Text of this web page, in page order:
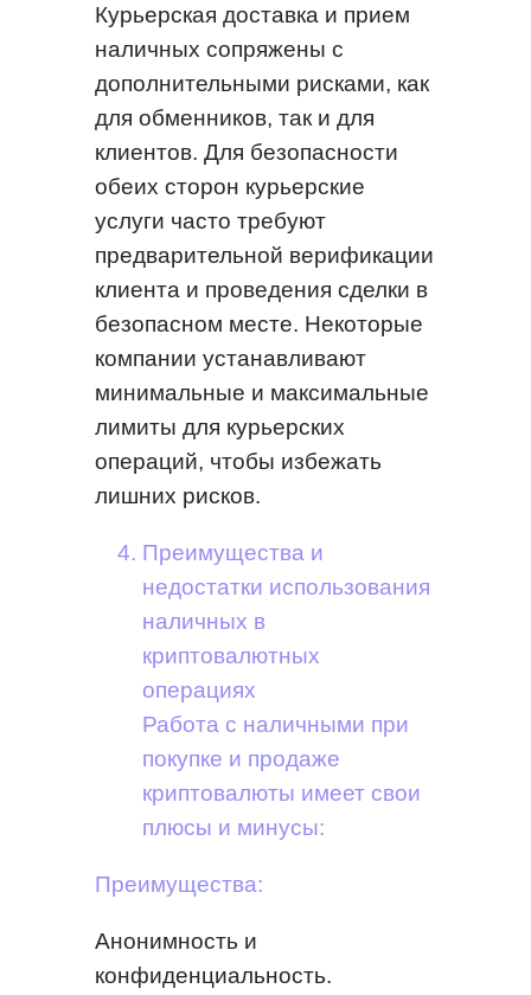
Курьерская доставка и прием
наличных сопряжены с
дополнительными рисками, как
для обменников, так и для
клиентов. Для безопасности
обеих сторон курьерские
услуги часто требуют
предварительной верификации
клиента и проведения сделки в
безопасном месте. Некоторые
компании устанавливают
минимальные и максимальные
лимиты для курьерских
операций, чтобы избежать
лишних рисков.
Преимущества и
недостатки использования
наличных в
криптовалютных
операциях
Работа с наличными при
покупке и продаже
криптовалюты имеет свои
плюсы и минусы:
Преимущества:
Анонимность и
конфиденциальность.